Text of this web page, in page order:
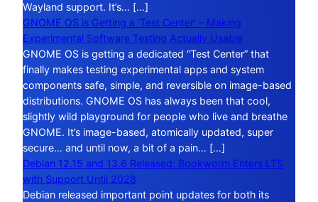
Wayland support. It’s… […]
GNOME OS is Getting a ‘Test Center’ – Making
Experimental Software Testing Actually Usable
GNOME OS is getting a dedicated “Test Center” that
finally makes testing experimental apps and system
components safe, simple, and reversible on image-based
distributions. GNOME OS has always been that cool,
slightly wild playground for people who live and breathe
GNOME. It’s image-based, atomically updated, super
secure… and until now, a bit of a pain… […]
Debian 12.15 and 13.6 Released: Bookworm Enters LTS
with Support Until 2028
Debian released important point updates for both its